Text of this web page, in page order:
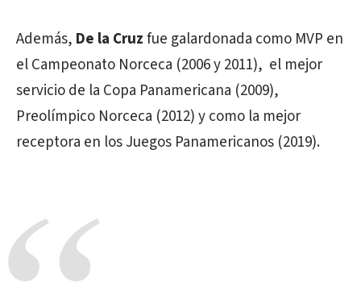
Además, De la Cruzfue galardonada como MVP en
el Campeonato Norceca (2006 y 2011), el mejor
servicio de la Copa Panamericana (2009),
Preolímpico Norceca (2012) y como la mejor
receptora en los Juegos Panamericanos (2019).